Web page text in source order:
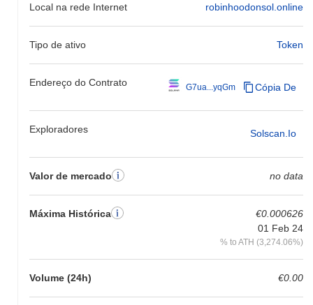
Local na rede Internet robinhoodonsol.online
Tipo de ativo Token
Endereço do Contrato G7ua...yqGm Cópia De
Exploradores Solscan.io
Valor de mercado no data
Máxima Histórica
€0.000626
01 Feb 24
% to ATH (3,274.06%)
Volume (24h) €0.00